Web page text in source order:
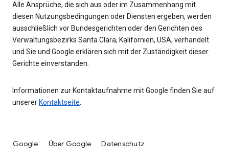
Alle Ansprüche, die sich aus oder im Zusammenhang mit
diesen Nutzungsbedingungen oder Diensten ergeben, werden
ausschließlich vor Bundesgerichten oder den Gerichten des
Verwaltungsbezirks Santa Clara, Kalifornien, USA, verhandelt
und Sie und Google erklären sich mit der Zuständigkeit dieser
Gerichte einverstanden.
Informationen zur Kontaktaufnahme mit Google finden Sie auf
unserer Kontaktseite.
Google Über Google Datenschutz